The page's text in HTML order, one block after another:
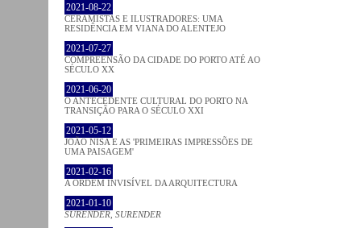
2021-08-22
CERAMISTAS E ILUSTRADORES: UMA
RESIDÊNCIA EM VIANA DO ALENTEJO
2021-07-27
COMPREENSÃO DA CIDADE DO PORTO ATÉ AO
SÉCULO XX
2021-06-20
O ANTECEDENTE CULTURAL DO PORTO NA
TRANSIÇÃO PARA O SÉCULO XXI
2021-05-12
JOÃO NISA E AS 'PRIMEIRAS IMPRESSÕES DE
UMA PAISAGEM'
2021-02-16
A ORDEM INVISÍVEL DA ARQUITECTURA
2021-01-10
SURENDER, SURENDER